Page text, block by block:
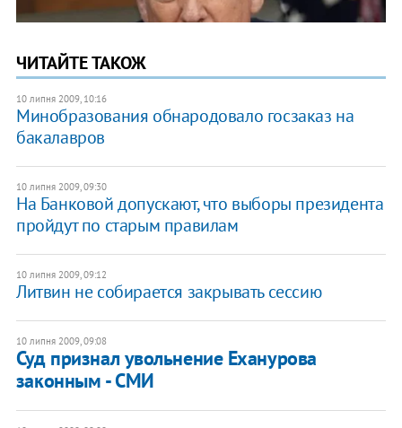
ЧИТАЙТЕ ТАКОЖ
10 липня 2009, 10:16
Минобразования обнародовало госзаказ на
бакалавров
10 липня 2009, 09:30
На Банковой допускают, что выборы президента
пройдут по старым правилам
10 липня 2009, 09:12
Литвин не собирается закрывать сессию
10 липня 2009, 09:08
Суд признал увольнение Еханурова
законным - СМИ